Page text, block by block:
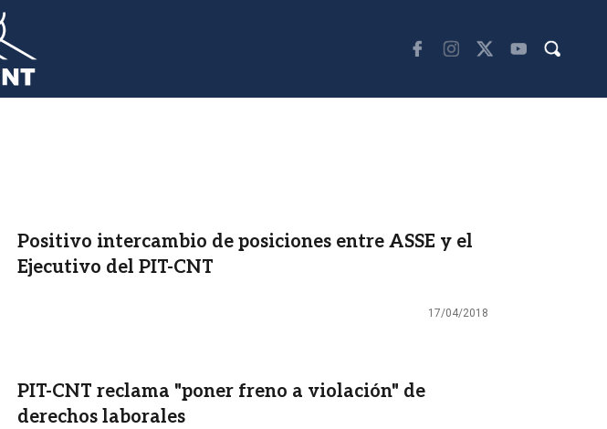
Positivo intercambio de posiciones entre ASSE y el
Ejecutivo del PIT-CNT
17/04/2018
PIT-CNT reclama "poner freno a violación" de
derechos laborales